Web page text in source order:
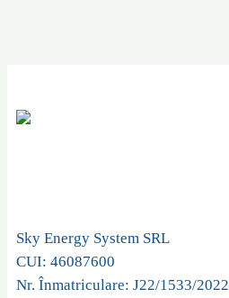
Sky Energy System SRL
CUI: 46087600
Nr. Înmatriculare: J22/1533/2022